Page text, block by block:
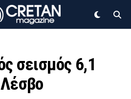
σεισμός 6,1